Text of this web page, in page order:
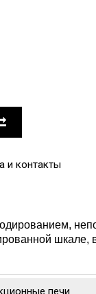
и контакты
шкале,
печи